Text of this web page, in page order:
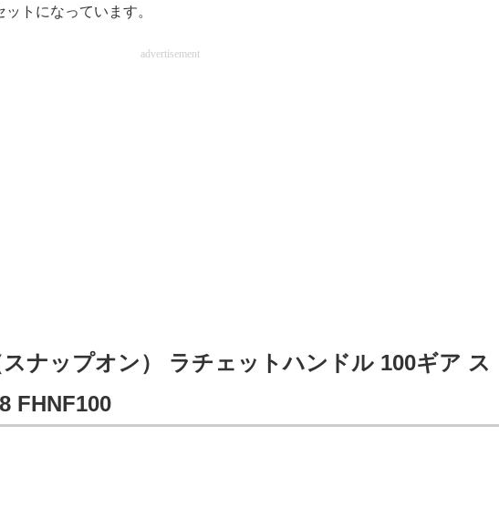
トになっています。
advertisement
ナップオン） ラチェットハンドル 100ギア ス
FHNF100